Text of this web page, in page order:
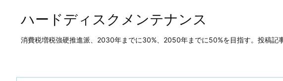
ハードディスクメンテナンス
消費税増税強硬推進派、2030年までに30%、2050年までに50%を目指す。投稿記